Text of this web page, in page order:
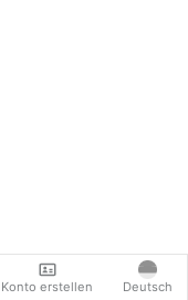
Konto erstellen Deutsch